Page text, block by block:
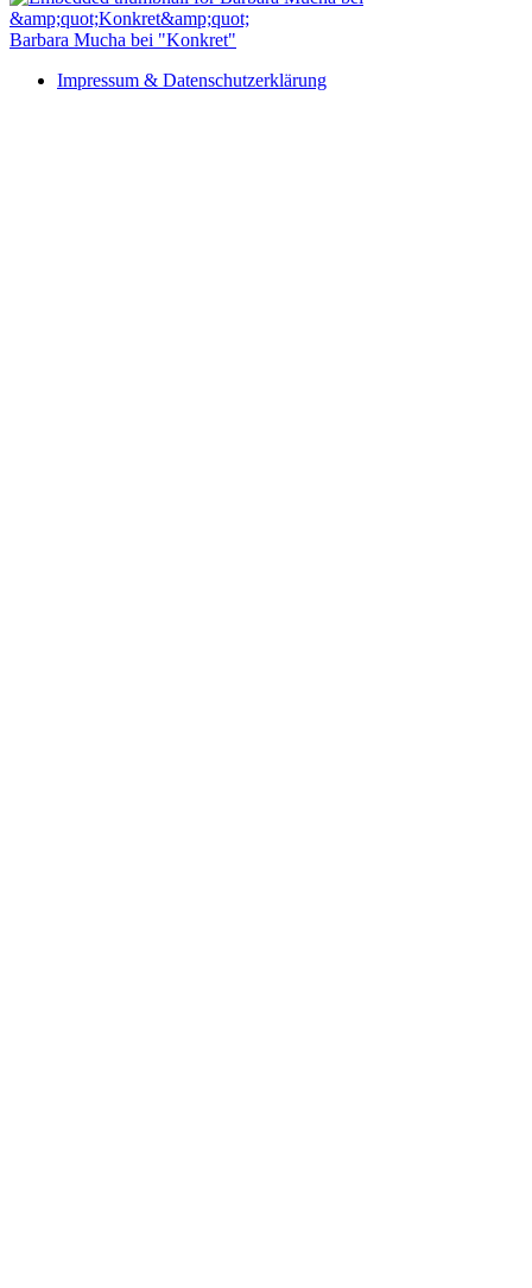
Barbara Mucha bei "Konkret"
Impressum & Datenschutzerklärung